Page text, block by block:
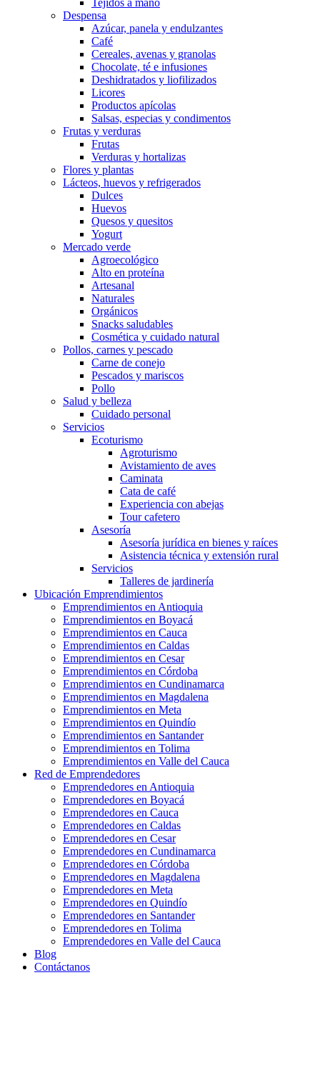
Tejidos a mano
Despensa
Azúcar, panela y endulzantes
Café
Cereales, avenas y granolas
Chocolate, té e infusiones
Deshidratados y liofilizados
Licores
Productos apícolas
Salsas, especias y condimentos
Frutas y verduras
Frutas
Verduras y hortalizas
Flores y plantas
Lácteos, huevos y refrigerados
Dulces
Huevos
Quesos y quesitos
Yogurt
Mercado verde
Agroecológico
Alto en proteína
Artesanal
Naturales
Orgánicos
Snacks saludables
Cosmética y cuidado natural
Pollos, carnes y pescado
Carne de conejo
Pescados y mariscos
Pollo
Salud y belleza
Cuidado personal
Servicios
Ecoturismo
Agroturismo
Avistamiento de aves
Caminata
Cata de café
Experiencia con abejas
Tour cafetero
Asesoría
Asesoría jurídica en bienes y raíces
Asistencia técnica y extensión rural
Servicios
Talleres de jardinería
Ubicación Emprendimientos
Emprendimientos en Antioquia
Emprendimientos en Boyacá
Emprendimientos en Cauca
Emprendimientos en Caldas
Emprendimientos en Cesar
Emprendimientos en Córdoba
Emprendimientos en Cundinamarca
Emprendimientos en Magdalena
Emprendimientos en Meta
Emprendimientos en Quindío
Emprendimientos en Santander
Emprendimientos en Tolima
Emprendimientos en Valle del Cauca
Red de Emprendedores
Emprendedores en Antioquia
Emprendedores en Boyacá
Emprendedores en Cauca
Emprendedores en Caldas
Emprendedores en Cesar
Emprendedores en Cundinamarca
Emprendedores en Córdoba
Emprendedores en Magdalena
Emprendedores en Meta
Emprendedores en Quindío
Emprendedores en Santander
Emprendedores en Tolima
Emprendedores en Valle del Cauca
Blog
Contáctanos